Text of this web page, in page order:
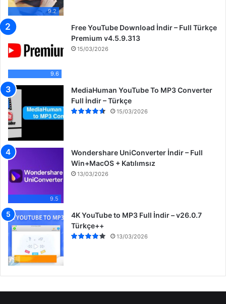
9.2
9.6
Free YouTube Download İndir – Full Türkçe
Premium v4.5.9.313
15/03/2026
MediaHuman YouTube To MP3 Converter
Full İndir – Türkçe
15/03/2026
9.5
Wondershare UniConverter İndir – Full
Win+MacOS + Katılımsız
13/03/2026
4K YouTube to MP3 Full İndir – v26.0.7
Türkçe++
13/03/2026